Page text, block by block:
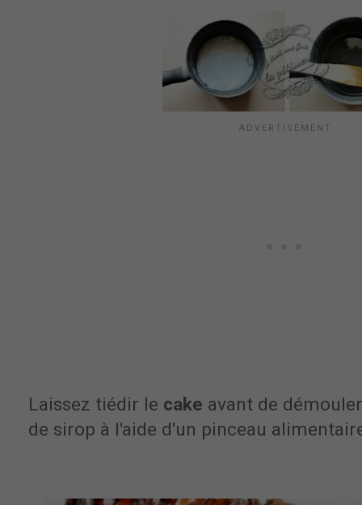
Laissez tiédir le cake avant de
de sirop à l'aide d'un pinceau